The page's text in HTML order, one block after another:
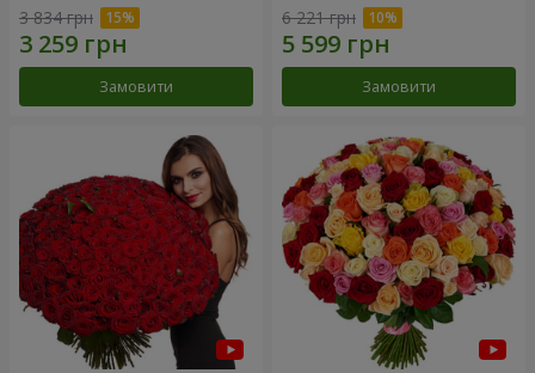
3 834 грн
Замовити
6 221 грн
Замовити